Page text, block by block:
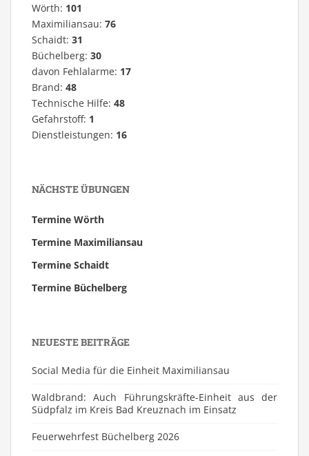
Wörth: 101
Maximiliansau: 76
Schaidt: 31
Büchelberg: 30
davon Fehlalarme: 17
Brand: 48
Technische Hilfe: 48
Gefahrstoff: 1
Dienstleistungen: 16
NÄCHSTE ÜBUNGEN
Termine Wörth
Termine Maximiliansau
Termine Schaidt
Termine Büchelberg
NEUESTE BEITRÄGE
Social Media für die Einheit Maximiliansau
Waldbrand: Auch Führungskräfte-Einheit aus der
Südpfalz im Kreis Bad Kreuznach im Einsatz
Feuerwehrfest Büchelberg 2026